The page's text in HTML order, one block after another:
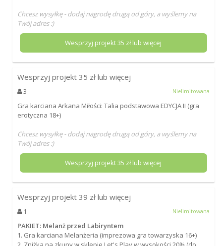
Chcesz wysyłkę - dodaj nagrodę drugą od góry, a wyślemy na
Twój adres :)
Wesprzyj projekt35 zł lub więcej
Wesprzyj projekt 35 zł lub więcej
3 Nielimitowana
Gra karciana Arkana Miłości: Talia podstawowa EDYCJA II (gra
erotyczna 18+)
Chcesz wysyłkę - dodaj nagrodę drugą od góry, a wyślemy na
Twój adres :)
Wesprzyj projekt35 zł lub więcej
Wesprzyj projekt 39 zł lub więcej
1 Nielimitowana
PAKIET: Melanż przed Labiryntem
1. Gra karciana Melanżeria (imprezowa gra towarzyska 16+)